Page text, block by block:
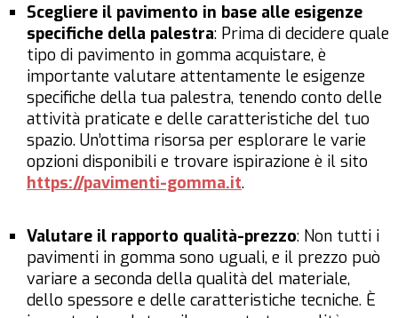
Scegliere il pavimento in base alle esigenze
specifiche della palestra: Prima di decidere quale
tipo di pavimento in gomma acquistare, è
importante valutare attentamente le esigenze
specifiche della tua palestra, tenendo conto delle
attività praticate e delle caratteristiche del tuo
spazio. Un’ottima risorsa per esplorare le varie
opzioni disponibili e trovare ispirazione è il sito
https://pavimenti-gomma.it.
Valutare il rapporto qualità-prezzo: Non tutti i
pavimenti in gomma sono uguali, e il prezzo può
variare a seconda della qualità del materiale,
dello spessore e delle caratteristiche tecniche. È